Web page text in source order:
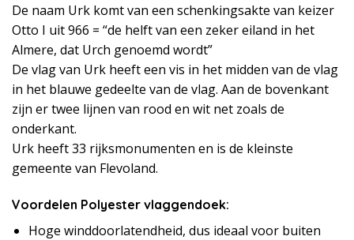
De naam Urk komt van een schenkingsakte van keizer
Otto I uit 966 = “de helft van een zeker eiland in het
Almere, dat Urch genoemd wordt”
De vlag van Urk heeft een vis in het midden van de vlag
in het blauwe gedeelte van de vlag. Aan de bovenkant
zijn er twee lijnen van rood en wit net zoals de
onderkant.
Urk heeft 33 rijksmonumenten en is de kleinste
gemeente van Flevoland.
Voordelen Polyester vlaggendoek:
Hoge winddoorlatendheid, dus ideaal voor buiten